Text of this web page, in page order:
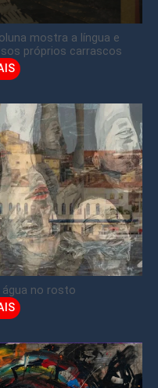
mostra a língua e
próprios carrascos
água no rosto